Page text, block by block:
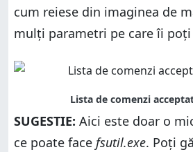
cum reiese din imaginea de
mulți parametri pe care îi
SUGESTIE: Aici este doar o
ce poate face fsutil.exe. Poți